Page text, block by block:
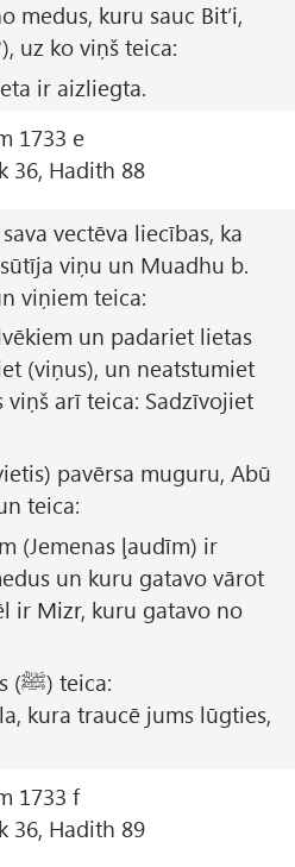
medus, kuru sauc Bit’i,
uz ko viņš teica:
ir aizliegta.
1733 e
36, Hadith 88
vectēva liecības, ka
viņiem teica:
un padariet lietas
(viņus), un neatstumiet
viņš arī teica: Sadzīvojiet
pavērsa muguru, Abū
teica:
(Jemenas ļaudīm) ir
un kuru gatavo vārot
ir Mizr, kuru gatavo no
uz ko Allāha Vēstnesis (ﷺ) teica:
kura traucē jums lūgties,
1733 f
36, Hadith 89